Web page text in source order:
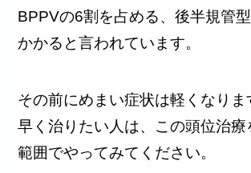
BPPVの6割を占める、後半規管
かかると言われています。
その前にめまい症状は軽くなりま
早く治りたい人は、この頭位治療
範囲でやってみてください。